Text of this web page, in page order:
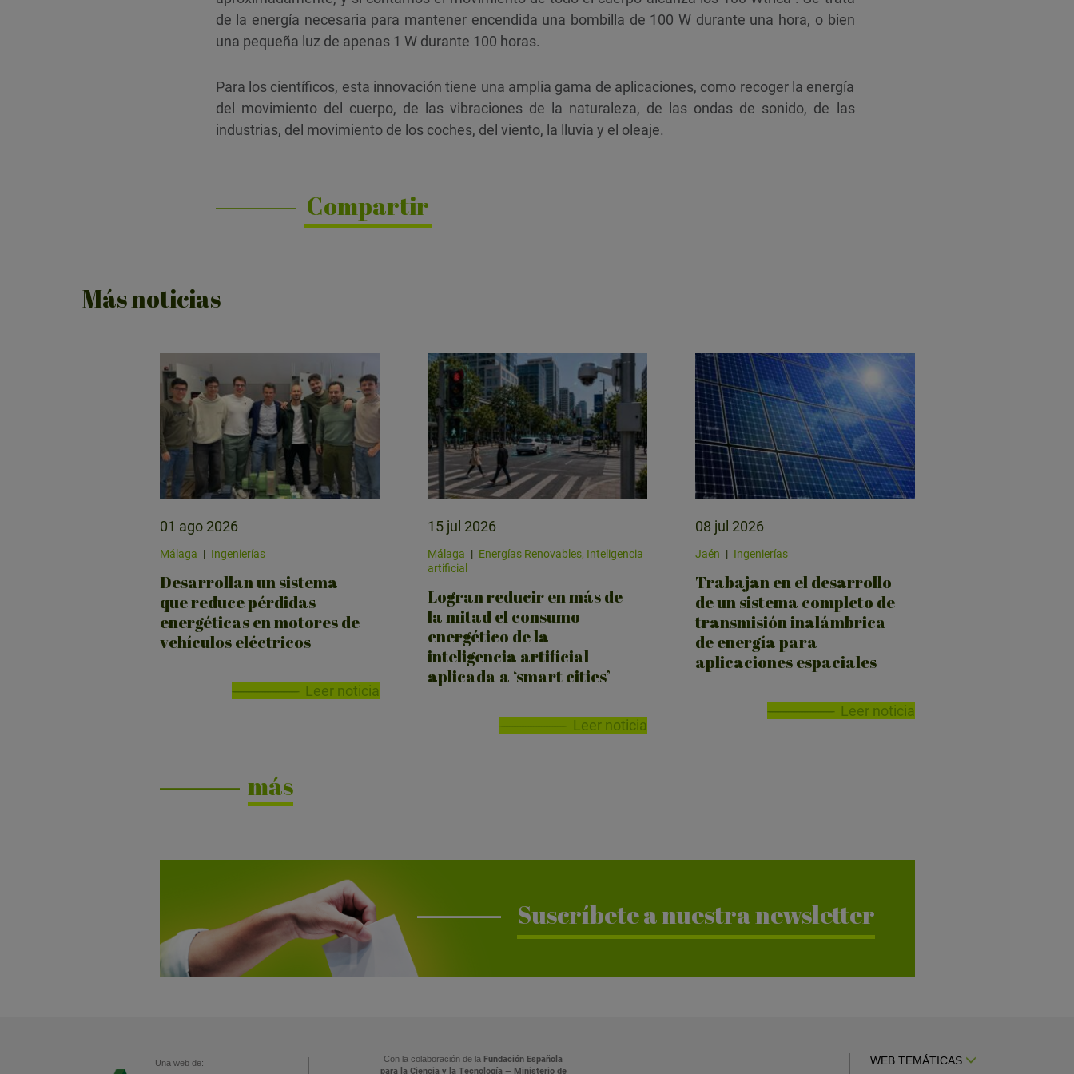
de la energía necesaria para mantener encendida una bombilla de 100 W durante una hora, o bien
una pequeña luz de apenas 1 W durante 100 horas.
Para los científicos, esta innovación tiene una amplia gama de aplicaciones, como recoger la energía
del movimiento del cuerpo, de las vibraciones de la naturaleza, de las ondas de sonido, de las
industrias, del movimiento de los coches, del viento, la lluvia y el oleaje.
Compartir
Más noticias
01 ago 2026
Málaga | Ingenierías
Desarrollan un sistema
que reduce pérdidas
energéticas en motores de
vehículos eléctricos
Leer noticia
15 jul 2026
Málaga | Energías Renovables, Inteligencia
artificial
Logran reducir en más de
la mitad el consumo
energético de la
inteligencia artificial
aplicada a ‘smart cities’
Leer noticia
08 jul 2026
Jaén | Ingenierías
Trabajan en el desarrollo
de un sistema completo de
transmisión inalámbrica
de energía para
aplicaciones espaciales
Leer noticia
más
Suscríbete a nuestra newsletter
Una web de: Con la colaboración de la Fundación Española
para la Ciencia y la Tecnología — Ministerio de
WEB TEMÁTICAS